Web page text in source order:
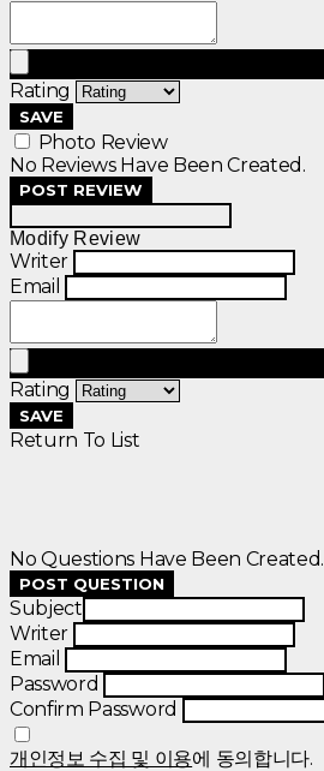
Rating
SAVE
Photo Review
No Reviews Have Been Created.
POST REVIEW
Modify Review
Writer
Email
Rating
SAVE
Return To List
No Questions Have Been Created.
POST QUESTION
Subject
Writer
Email
Password
Confirm Password
개인정보 수집 및 이용에 동의합니다.